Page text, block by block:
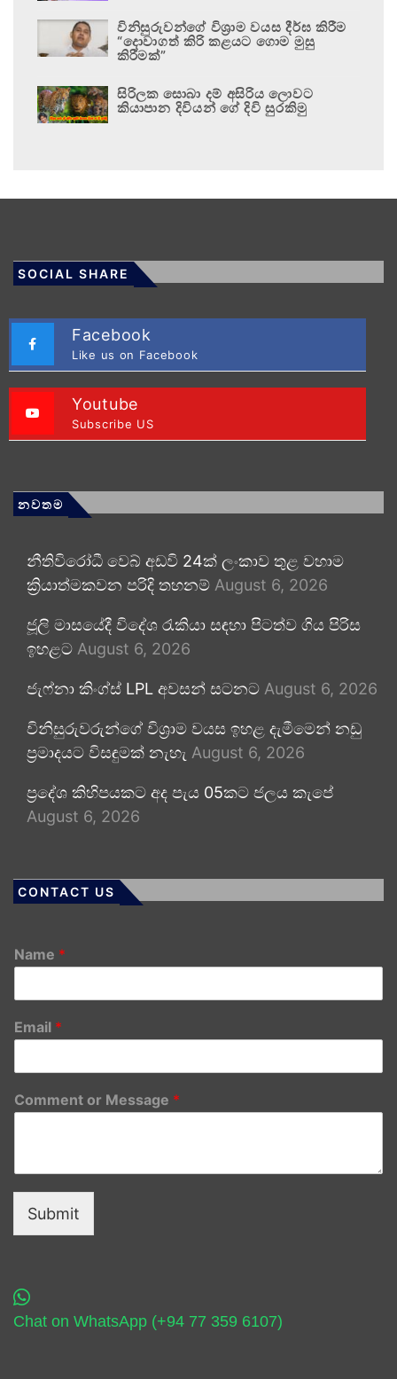
විනිසුරුවන්ගේ විශ්‍රාම වයස දීර්ඝ කිරීම
“දොවාගත් කිරි කළයට ගොම මුසු
කිරීමක්”
සිරිලක සොබා දම් අසිරිය ලොවට
කියාපාන දිවියන් ගේ දිවි සුරකිමු
SOCIAL SHARE
Facebook
Like us on Facebook
Youtube
Subscribe US
නවතම
නීතිවිරෝධී වෙබ් අඩවි 24ක් ලංකාව තුළ වහාම
ක්‍රියාත්මකවන පරිදි තහනම් August 6, 2026
ජූලි මාසයේදී විදේශ රැකියා සඳහා පිටත්ව ගිය පිරිස
ඉහළට August 6, 2026
ජැෆ්නා කිංග්ස් LPL අවසන් සටනට August 6, 2026
විනිසුරුවරුන්ගේ විශ්‍රාම වයස ඉහළ දැමීමෙන් නඩු
ප්‍රමාදයට විසඳුමක් නැහැ August 6, 2026
ප්‍රදේශ කිහිපයකට අද පැය 05කට ජලය කැපේ
August 6, 2026
CONTACT US
Name *
Email *
Comment or Message *
Submit
Chat on WhatsApp (+94 77 359 6107)